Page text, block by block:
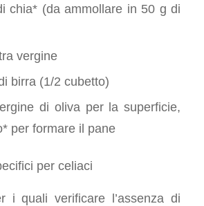
chia* (da ammollare in 50 g di
vergine
birra (1/2 cubetto)
di oliva per la superficie,
per formare il pane
per celiaci
i quali verificare l’assenza di